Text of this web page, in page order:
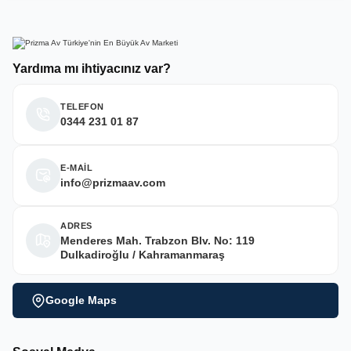
Yardıma mı ihtiyacınız var?
TELEFON
0344 231 01 87
E-MAİL
info@prizmaav.com
ADRES
Menderes Mah. Trabzon Blv. No: 119
Dulkadiroğlu / Kahramanmaraş
Google Maps